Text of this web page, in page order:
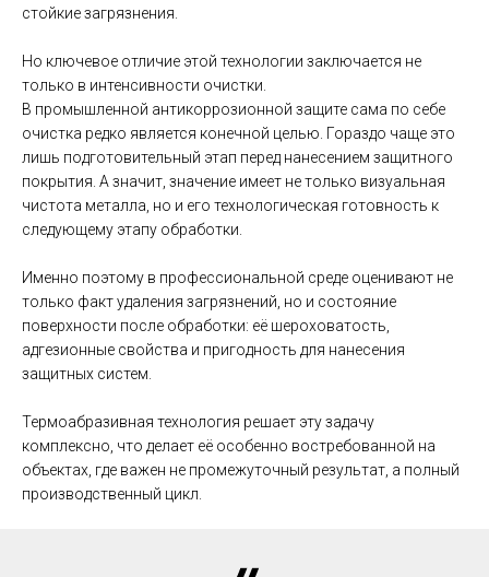
стойкие загрязнения.
Но ключевое отличие этой технологии заключается не
только в интенсивности очистки.
В промышленной антикоррозионной защите сама по себе
очистка редко является конечной целью. Гораздо чаще это
лишь подготовительный этап перед нанесением защитного
покрытия. А значит, значение имеет не только визуальная
чистота металла, но и его технологическая готовность к
следующему этапу обработки.
Именно поэтому в профессиональной среде оценивают не
только факт удаления загрязнений, но и состояние
поверхности после обработки: её шероховатость,
адгезионные свойства и пригодность для нанесения
защитных систем.
Термоабразивная технология решает эту задачу
комплексно, что делает её особенно востребованной на
объектах, где важен не промежуточный результат, а полный
производственный цикл.